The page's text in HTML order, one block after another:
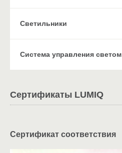
Cветильники
Система управления светом
Сертификаты LUMIQ
Сертификат соответствия